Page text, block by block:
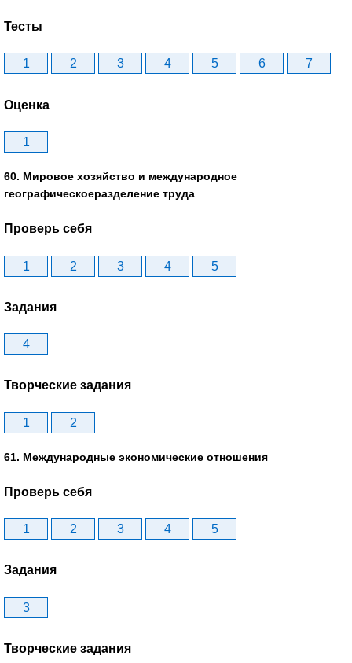
Тесты
1 2 3 4 5 6 7
Оценка
1
60. Мировое хозяйство и международное
географическоеразделение труда
Проверь себя
1 2 3 4 5
Задания
4
Творческие задания
1 2
61. Международные экономические отношения
Проверь себя
1 2 3 4 5
Задания
3
Творческие задания